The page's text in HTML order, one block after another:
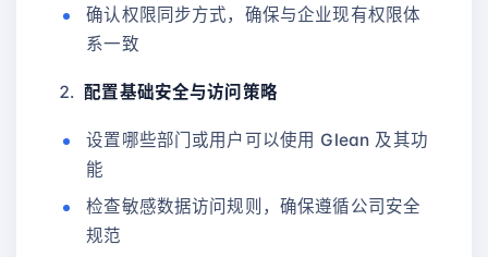
确认权限同步方式，确保与企业现有权限体
系一致
配置基础安全与访问策略
设置哪些部门或用户可以使用 Glean 及其功
能
检查敏感数据访问规则，确保遵循公司安全
规范